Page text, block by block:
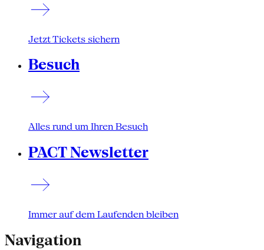
Jetzt Tickets sichern
Besuch
Alles rund um Ihren Besuch
PACT Newsletter
Immer auf dem Laufenden bleiben
Navigation